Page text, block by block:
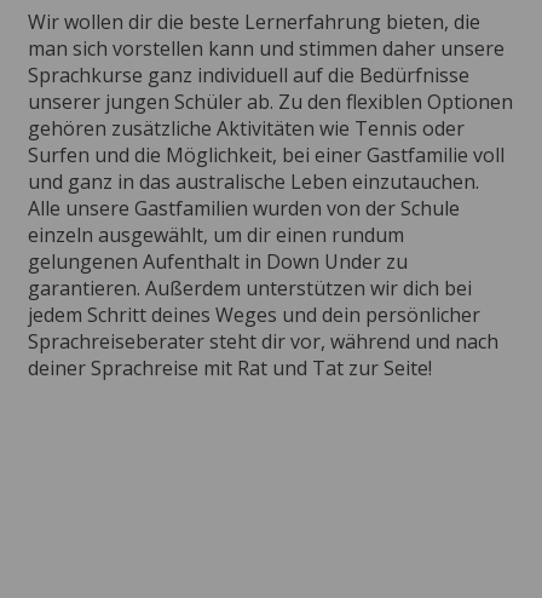
Wir wollen dir die beste Lernerfahrung bieten, die
man sich vorstellen kann und stimmen daher unsere
Sprachkurse ganz individuell auf die Bedürfnisse
unserer jungen Schüler ab. Zu den flexiblen Optionen
gehören zusätzliche Aktivitäten wie Tennis oder
Surfen und die Möglichkeit, bei einer Gastfamilie voll
und ganz in das australische Leben einzutauchen.
Alle unsere Gastfamilien wurden von der Schule
einzeln ausgewählt, um dir einen rundum
gelungenen Aufenthalt in Down Under zu
garantieren. Außerdem unterstützen wir dich bei
jedem Schritt deines Weges und dein persönlicher
Sprachreiseberater steht dir vor, während und nach
deiner Sprachreise mit Rat und Tat zur Seite!